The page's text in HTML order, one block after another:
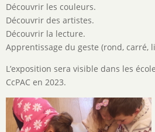
Découvrir les couleurs.
Découvrir des artistes.
Découvrir la lecture.
Apprentissage du geste (rond, carré,
L’exposition sera visible dans les
CcPAC en 2023.